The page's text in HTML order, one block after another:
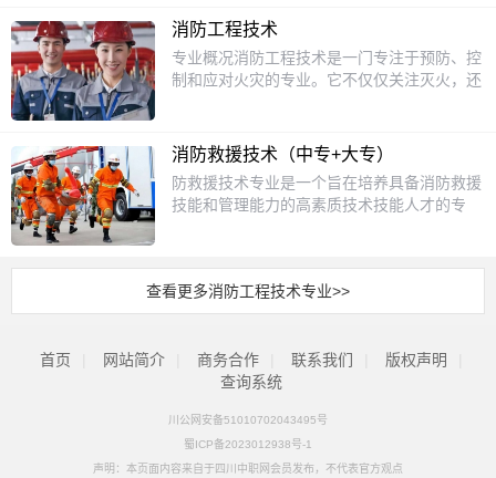
检测员、工程监理、消防技术咨询等，覆盖大
业生田煜城任职中国五冶集团机电分公司技术
岗。升学通道中级工毕业生可通过校内考核升
理，配备专职班主任与职业导师。实训资源：
专用消防工程实训室，模拟真实工作场景。政
策补贴：享受国家学费减免（1700元/年）及
故的发生。招生对象主要面向初中毕业生招
生。初中毕业的同学们，如果你对消防安全领
域感兴趣，想要掌握一门实用的技术，为未来
的学习旅程，逐步成长为消防领域的专业人
学可以选择很多相关的大专或本科专业。大专
专业有消防工程技术，能进一步深化在本专业
统、更深入的角度研究消防工程相关内容；安
全工程，涵盖更广泛的安全领域知识，为未来
次，获得更广阔的职业发展空间。就业前景就
业前景十分广阔。随着社会发展，各类建筑、
企业对消防安全越来越重视，对消防工程技术
专业人才的需求持续增长。毕业后，你可以在
实际操作提升学生的应急处理能力。3.专业课
程：涵盖灾害管理、风险评估、应急预案制定
等，培养学生全面应对各种紧急情况的能力。
工作有浓厚的兴趣和责任感。升学方面完成应
急救援技术专业的学习后，学生可以选择对口
升学，继续深造。对口升学的大专或本科专业
基础。2.消防工程：专注于消防技术、火灾预
防与控制，培养专业的消防人才。3.应急管
理：研究灾害管理、应急预案制定等，提升综
的毕业生就业前景广阔。他们可以在政府部
门、企事业单位、消防机构、救援组织等多个
求的增加，应急救援人才的需求量也在不断上
升，毕业生不仅就业率高，而且职业发展空间
大，能够为社会安全贡献自己的力量。
专业不仅教授学生如何应对火灾，还涵盖了火
灾预防、消防设备维护、应急疏散等多个方
面，确保学生能够全面掌握消防领域的核心技
能。课程设置1.消防基础知识：学习火灾的成
如灭火器、消防栓、自动喷水灭火系统等。3.
火灾预防与管理：学习如何制定和实施火灾预
防措施，以及如何进行消防安全管理。4.应急
符合规范。招生对象消防工程技术专业主要面
具备一定的动手能力，还需要有较强的责任心
和团队合作精神。通过系统的学习和实践，学
完成消防工程技术专业的学习后，学生可以选
择对口升学，继续深造。主要可以报考的大专
或本科专业包括：1.消防工程：深入学习消防
消防工程技术
专业概况消防工程技术是一门专注于预防、控
制和应对火灾的专业。它不仅仅关注灭火，还
术逐渐成为热门专业。学习这个专业，你将掌
握如何设计、安装和维护消防系统，确保人们
的生活和工作环境更加安全。课程设置1.消防
基础知识：学习火灾的成因、发展过程以及灭
和实施消防安全管理制度，确保单位的安全运
法规：了解与消防相关的法律法规，确保在工
作和生活中遵守相关规定。招生对象消防工程
技术专业主要面向初中毕业生。如果你对安全
消防救援技术（中专+大专）
防救援技术专业是一个旨在培养具备消防救援
技能和管理能力的高素质技术技能人才的专
力于培养适应经济建设和社会发展需要，掌握
现代消防救援理论、技术和实战能力的人才。
这些人才能够胜任消防员、消防指挥员、消防
社会提供消防安全技术支持和服务。二、培养
目标消防救援技术专业的培养目标是培养德智
火灾扑救与处置技术、消防救援应急管理等知
识，具备科学有效地开展消防救援、指挥救援
和训练等能力的高素质技术技能人才。毕业生
查看更多消防工程技术专业>>
首页 网站简介 商务合作 联系我们 版权声明
查询系统
川公网安备51010702043495号
蜀ICP备2023012938号-1
声明：本页面内容来自于四川中职网会员发布，不代表官方观点